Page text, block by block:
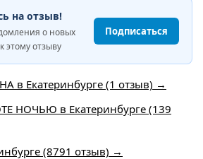
на отзыв!
о новых
этому отзыву
Подписаться
в Екатеринбурге (1 отзыв) →
НОЧЬЮ в Екатеринбурге (139
(8791 отзыв) →